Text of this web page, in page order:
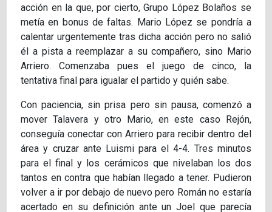
acción en la que, por cierto, Grupo López Bolaños se
metía en bonus de faltas. Mario López se pondría a
calentar urgentemente tras dicha acción pero no salió
él a pista a reemplazar a su compañero, sino Mario
Arriero. Comenzaba pues el juego de cinco, la
tentativa final para igualar el partido y quién sabe.
Con paciencia, sin prisa pero sin pausa, comenzó a
mover Talavera y otro Mario, en este caso Rejón,
conseguía conectar con Arriero para recibir dentro del
área y cruzar ante Luismi para el 4-4. Tres minutos
para el final y los cerámicos que nivelaban los dos
tantos en contra que habían llegado a tener. Pudieron
volver a ir por debajo de nuevo pero Román no estaría
acertado en su definición ante un Joel que parecía